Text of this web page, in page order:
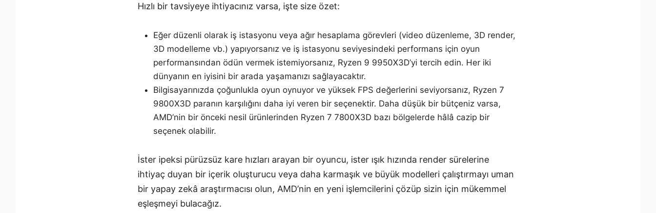
Hızlı bir tavsiyeye ihtiyacınız varsa, işte size özet:
Eğer düzenli olarak iş istasyonu veya ağır hesaplama görevleri (video düzenleme, 3D render,
3D modelleme vb.) yapıyorsanız ve iş istasyonu seviyesindeki performans için oyun
performansından ödün vermek istemiyorsanız, Ryzen 9 9950X3D’yi tercih edin. Her iki
dünyanın en iyisini bir arada yaşamanızı sağlayacaktır.
Bilgisayarınızda çoğunlukla oyun oynuyor ve yüksek FPS değerlerini seviyorsanız, Ryzen 7
9800X3D paranın karşılığını daha iyi veren bir seçenektir. Daha düşük bir bütçeniz varsa,
AMD’nin bir önceki nesil ürünlerinden Ryzen 7 7800X3D bazı bölgelerde hâlâ cazip bir
seçenek olabilir.
İster ipeksi pürüzsüz kare hızları arayan bir oyuncu, ister ışık hızında render sürelerine
ihtiyaç duyan bir içerik oluşturucu veya daha karmaşık ve büyük modelleri çalıştırmayı uman
bir yapay zekâ araştırmacısı olun, AMD’nin en yeni işlemcilerini çözüp sizin için mükemmel
eşleşmeyi bulacağız.